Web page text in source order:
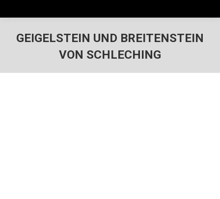
GEIGELSTEIN UND BREITENSTEIN
VON SCHLECHING